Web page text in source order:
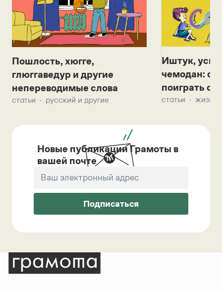
Пошлость, хюгге,
глюггаведур и другие
непереводимые слова
статьи русский и другие
Иштук,
чемодан:
поиграть с
статьи жизнь
Новые публикации Грамоты в
вашей почте
Подписаться